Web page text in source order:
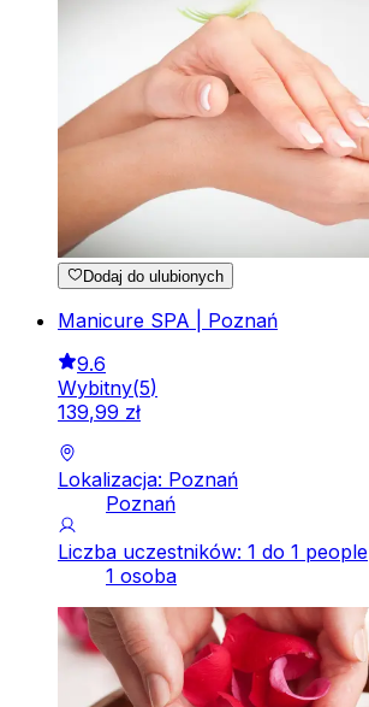
Dodaj do ulubionych
Manicure SPA | Poznań
9.6
Wybitny(5)
139,99 zł
Lokalizacja: Poznań
Poznań
Liczba uczestników: 1 do 1 people
1 osoba